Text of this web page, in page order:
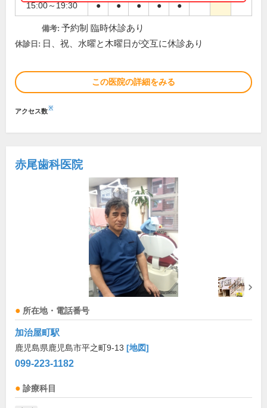
15:00～19:30 ● ● ● ● ●
備考: 予約制 臨時休診あり
休診日: 日、祝、水曜と木曜日が交互に休診あり
この医院の詳細をみる
アクセス数※
赤尾歯科医院
所在地・電話番号
加治屋町駅
鹿児島県鹿児島市平之町9-13 [地図]
099-223-1182
診療科目